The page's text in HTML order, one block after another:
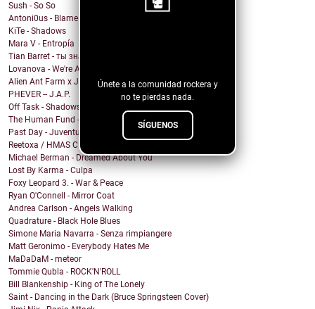
Únete a la comunidad rockera y
no te pierdas nada.
SÍGUENOS
Sush - So So
Antoni0us - Blame me
KiTe - Shadows
Mara V - Entropía
Tian Barret - ты знаешь, где мои ключи?
Lovanova - We're All In It Together
Alien Ant Farm x Judge & Jury - Bad Attitude
PHEVER -- J.A.P.
Off Task - Shadows
The Human Fund - Chums and Chumps
Past Day - Juventud Distante
Reetoxa / HMAS CERBERUS
Michael Berman - Dreamed About You
Lost By Karma - Culpa
Foxy Leopard 3. - War & Peace
Ryan O'Connell - Mirror Coat
Andrea Carlson - Angels Walking
Quadrature - Black Hole Blues
Simone Maria Navarra - Senza rimpiangere
Matt Geronimo - Everybody Hates Me
MaDaDaM - meteor
Tommie Qubla - ROCK'N'ROLL
Bill Blankenship - King of The Lonely
Saint - Dancing in the Dark (Bruce Springsteen Cover)